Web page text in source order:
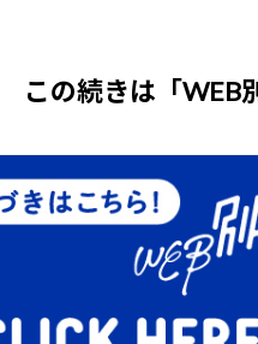
この続きは「WEB